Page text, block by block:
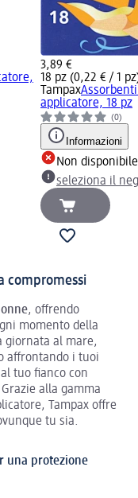
3,89 €
18 pz (0,22 € / 1
Tampax
applicatore, 18 pz
(0)
Informazioni
Non
seleziona il
compromessi
, offrendo
momento della
giornata al mare,
affrontando i tuoi
tuo fianco con
alla gamma
Tampax offre
tu sia.
una protezione